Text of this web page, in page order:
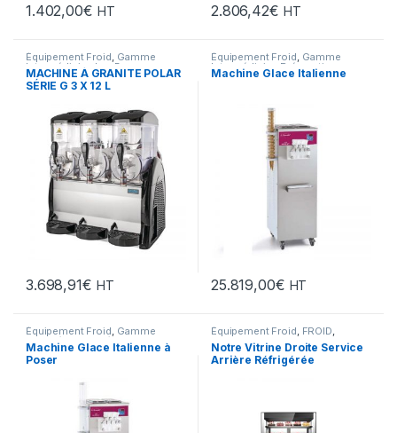
1.402,00€ HT 2.806,42€ HT
Équipement Froid, Gamme
Intermédiaire ,Les Bonnes
Affaires,Snack/Pizza/Sucrée,
Sucrée
MACHINE À GRANITE POLAR
SÉRIE G 3 X 12 L
3.698,91€ HT
Équipement Froid, Gamme
Intermédiaire Préparation
Snack/Pizza/Sucrée,Sucrée
Machine Glace Italienne
25.819,00€ HT
Équipement Froid, Gamme
Intermédiaire Préparation
Snack/Pizza/Sucrée,Sucrée
Machine Glace Italienne à
Poser
Équipement Froid, FROID,
Gamme Acces ,
Snack/Pizza/Sucrée,Sucrée,
Vitrines Réfrigérées
Notre Vitrine Droite Service
Arrière Réfrigérée